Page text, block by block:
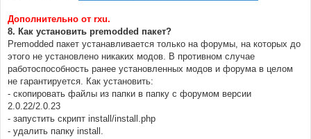
Дополнительно от rxu.
8. Как установить premodded пакет?
Premodded пакет устанавливается только на форумы, на которых до
этого не установлено никаких модов. В противном случае
работоспособность ранее установленных модов и форума в целом
не гарантируется. Как установить:
- скопировать файлы из папки в папку с форумом версии
2.0.22/2.0.23
- запустить скрипт install/install.php
- удалить папку install.